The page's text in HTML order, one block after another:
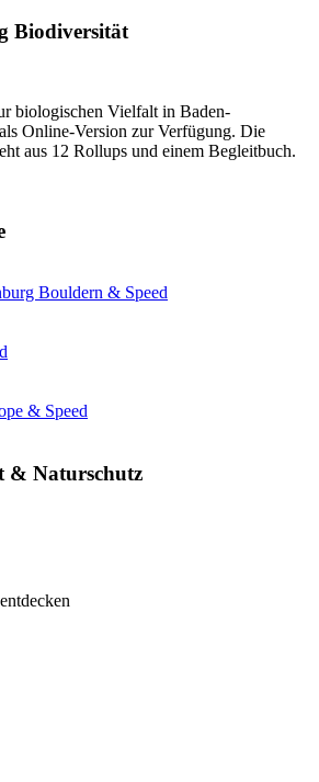
Biodiversität
biologischen Vielfalt in Baden-
Online-Version zur Verfügung. Die
aus 12 Rollups und einem Begleitbuch.
Bouldern & Speed
& Speed
& Naturschutz